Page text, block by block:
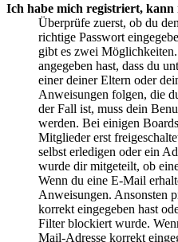
Ich habe mich registriert, kann
Überprüfe zuerst, ob du
richtige Passwort
gibt es zwei
angegeben hast, dass du
einer deiner Eltern oder
Anweisungen folgen, die
der Fall ist, muss dein
werden. Bei einigen
Mitglieder erst
selbst erledigen oder ein
wurde dir mitgeteilt, ob
Wenn du eine E-Mail
Anweisungen. Ansonsten
korrekt eingegeben hast
Filter blockiert wurde.
Mail-Adresse korrekt